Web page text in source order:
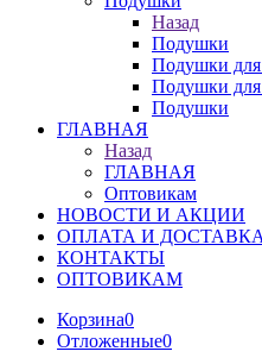
Назад
Подушки
Подушки для
Подушки для
Подушки
ГЛАВНАЯ
Назад
ГЛАВНАЯ
Оптовикам
НОВОСТИ И АКЦИИ
ОПЛАТА И ДОСТАВКА
КОНТАКТЫ
ОПТОВИКАМ
Корзина0
Отложенные0